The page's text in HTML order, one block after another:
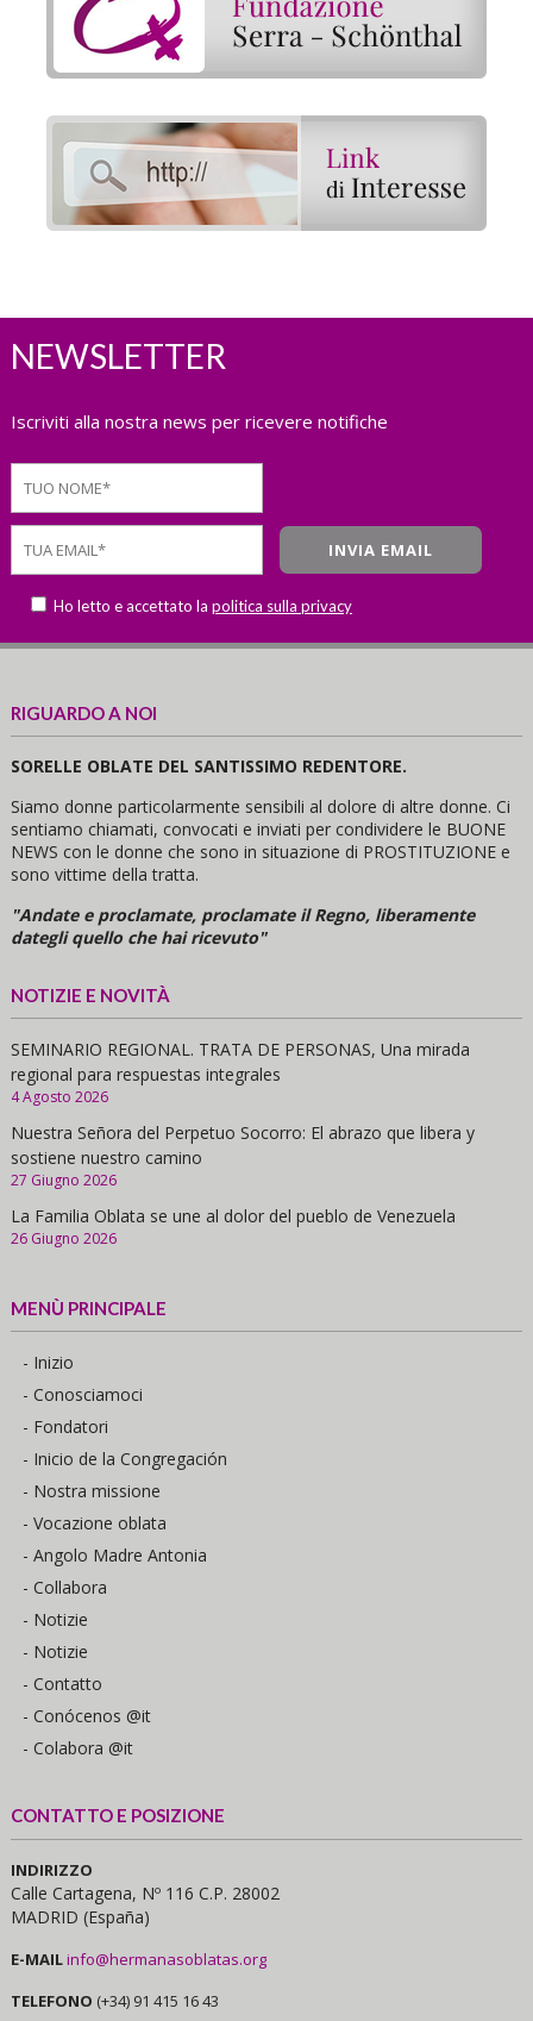
NEWSLETTER
Iscriviti alla nostra news per ricevere notifiche
Ho letto e accettato la politica sulla privacy
RIGUARDO A NOI
SORELLE OBLATE DEL SANTISSIMO REDENTORE.
Siamo donne particolarmente sensibili al dolore di altre donne. Ci
sentiamo chiamati, convocati e inviati per condividere le BUONE
NEWS con le donne che sono in situazione di PROSTITUZIONE e
sono vittime della tratta.
"Andate e proclamate, proclamate il Regno, liberamente
dategli quello che hai ricevuto"
NOTIZIE E NOVITÀ
SEMINARIO REGIONAL. TRATA DE PERSONAS, Una mirada
regional para respuestas integrales
4 Agosto 2026
Nuestra Señora del Perpetuo Socorro: El abrazo que libera y
sostiene nuestro camino
27 Giugno 2026
La Familia Oblata se une al dolor del pueblo de Venezuela
26 Giugno 2026
MENÙ PRINCIPALE
- Inizio
- Conosciamoci
- Fondatori
- Inicio de la Congregación
- Nostra missione
- Vocazione oblata
- Angolo Madre Antonia
- Collabora
- Notizie
- Notizie
- Contatto
- Conócenos @it
- Colabora @it
CONTATTO E POSIZIONE
INDIRIZZO
Calle Cartagena, Nº 116 C.P. 28002
MADRID (España)
E-MAILinfo@hermanasoblatas.org
TELEFONO (+34) 91 415 16 43